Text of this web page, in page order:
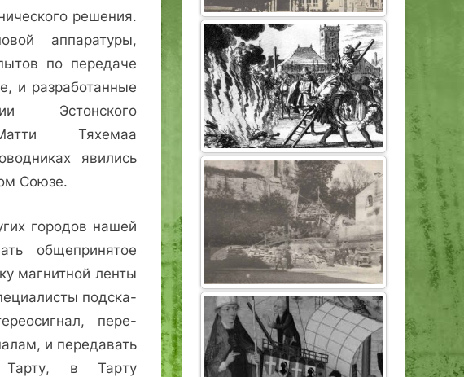
решения.
аппа­ратуры,
по передаче
и разработанные
Эс­тонского
Тяхемаа
яви­лись
Сою­зе.
городов нашей
обще­принятое
магнитной ленты
подска­
пере­
и передавать
в Тар­ту